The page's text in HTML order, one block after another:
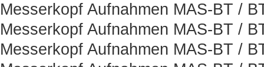
Messerkopf Aufnahmen MAS-BT /
Messerkopf Aufnahmen MAS-BT /
Messerkopf Aufnahmen MAS-BT /